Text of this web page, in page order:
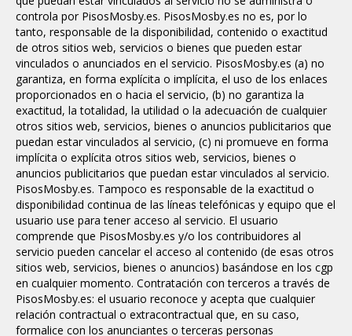
controla por PisosMosby.es. PisosMosby.es no es, por lo
tanto, responsable de la disponibilidad, contenido o exactitud
de otros sitios web, servicios o bienes que pueden estar
vinculados o anunciados en el servicio. PisosMosby.es (a) no
garantiza, en forma explícita o implícita, el uso de los enlaces
proporcionados en o hacia el servicio, (b) no garantiza la
exactitud, la totalidad, la utilidad o la adecuación de cualquier
otros sitios web, servicios, bienes o anuncios publicitarios que
puedan estar vinculados al servicio, (c) ni promueve en forma
implícita o explícita otros sitios web, servicios, bienes o
anuncios publicitarios que puedan estar vinculados al servicio.
PisosMosby.es. Tampoco es responsable de la exactitud o
disponibilidad continua de las líneas telefónicas y equipo que el
usuario use para tener acceso al servicio. El usuario
comprende que PisosMosby.es y/o los contribuidores al
servicio pueden cancelar el acceso al contenido (de esas otros
sitios web, servicios, bienes o anuncios) basándose en los cgp
en cualquier momento. Contratación con terceros a través de
PisosMosby.es: el usuario reconoce y acepta que cualquier
relación contractual o extracontractual que, en su caso,
formalice con los anunciantes o terceras personas